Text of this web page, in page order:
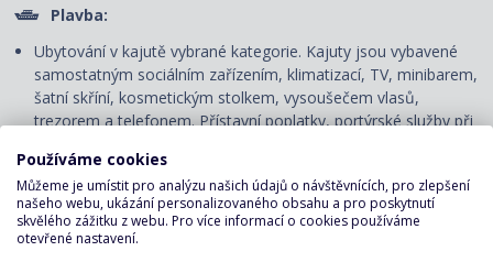
Plavba:
Ubytování v kajutě vybrané kategorie. Kajuty jsou vybavené
samostatným sociálním zařízením, klimatizací, TV, minibarem,
šatní skříní, kosmetickým stolkem, vysoušečem vlasů,
trezorem a telefonem. Přístavní poplatky, portýrské služby při
zvolené třídy ubytování.
Strava na palubě:
Plná penze - 3 hlavní jídla denně v servírované či rautové
Používáme cookies
Můžeme je umístit pro analýzu našich údajů o návštěvnících, pro zlepšení
našeho webu, ukázání personalizovaného obsahu a pro poskytnutí
skvělého zážitku z webu. Pro více informací o cookies používáme
otevřené nastavení.